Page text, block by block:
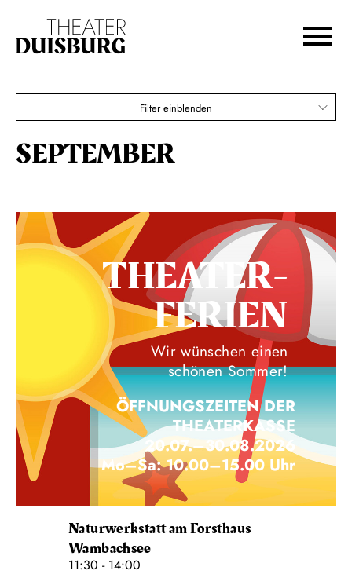
Zur Hauptnavigation springen
Zum Footer springen
Filter einblenden
SEPTEMBER
THEATER­
FERIEN
Wir wünschen einen
schönen Sommer!
ÖFFNUNGSZEITEN DER
THEATERKASSE
20.07.–30.08.2026
Mo–Sa: 10.00–15.00 Uhr
Naturwerkstatt am Forsthaus
Wambachsee
11:30 - 14:00